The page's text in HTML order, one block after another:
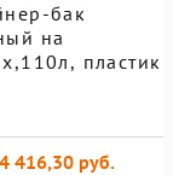
бак
на
пластик
4 416,30 руб.